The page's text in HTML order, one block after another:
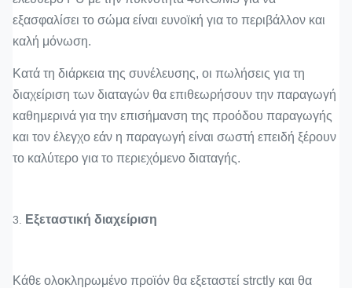
εξασφαλίσει το σώμα είναι ευνοϊκή για το περιβάλλον και
καλή μόνωση.
Κατά τη διάρκεια της συνέλευσης, οι πωλήσεις για τη
διαχείριση των διαταγών θα επιθεωρήσουν την παραγωγή
καθημερινά για την επισήμανση της προόδου παραγωγής
και τον έλεγχο εάν η παραγωγή είναι σωστή επειδή ξέρουν
το καλύτερο για το περιεχόμενο διαταγής.
3. Εξεταστική διαχείριση
Κάθε ολοκληρωμένο προϊόν θα εξεταστεί strctly και θα